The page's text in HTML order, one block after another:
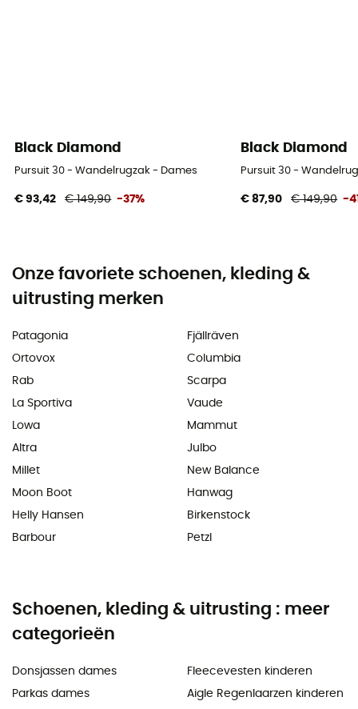
Black Diamond
Pursuit 30 - Wandelrugzak - Dames
€ 93,42 € 149,90 -37%
Black Diamond
Pursuit 30 -
€ 87,90 € 149,90 -
Onze favoriete schoenen, kleding &
uitrusting merken
Patagonia
Ortovox
Rab
La Sportiva
Lowa
Altra
Millet
Moon Boot
Helly Hansen
Barbour
Fjällräven
Columbia
Scarpa
Vaude
Mammut
Julbo
New Balance
Hanwag
Birkenstock
Petzl
Schoenen, kleding & uitrusting : meer
categorieën
Donsjassen dames
Parkas dames
Fleecevesten kinderen
Aigle Regenlaarzen kinderen